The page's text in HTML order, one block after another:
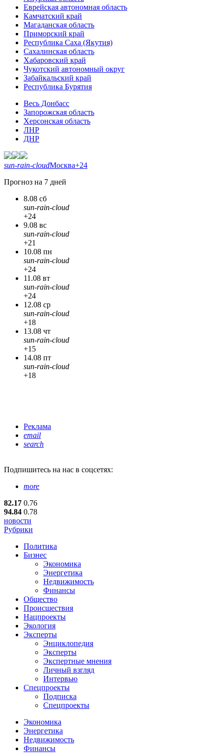
Еврейская автономная область
Камчатский край
Магаданская область
Приморский край
Республика Саха (Якутия)
Сахалинская область
Хабаровский край
Чукотский автономный округ
Забайкальский край
Республика Бурятия
Весь Донбасс
Запорожская область
Херсонская область
ЛНР
ДНР
sun-rain-cloudМосква+24
Прогноз на 7 дней
8.08 сб
sun-rain-cloud
+24
9.08 вс
sun-rain-cloud
+21
10.08 пн
sun-rain-cloud
+24
11.08 вт
sun-rain-cloud
+24
12.08 ср
sun-rain-cloud
+18
13.08 чт
sun-rain-cloud
+15
14.08 пт
sun-rain-cloud
+18
Реклама
email
search
Подпишитесь на нас в соцсетях:
more
82.17 0.76
94.84 0.78
новости
Рубрики
Политика
Бизнес
Экономика
Энергетика
Недвижимость
Финансы
Общество
Происшествия
Нацпроекты
Экология
Эксперты
Энциклопедия
Эксперты
Экспертные мнения
Личный взгляд
Интервью
Спецпроекты
Подписка
Спецпроекты
Экономика
Энергетика
Недвижимость
Финансы